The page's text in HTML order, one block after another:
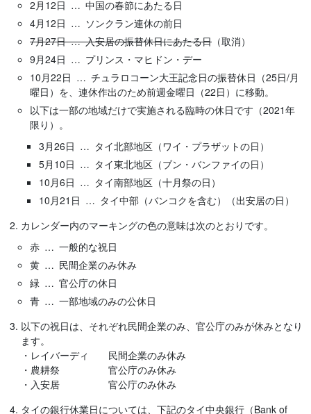
2月12日 … 中国の春節にあたる日
4月12日 … ソンクラン連休の前日
7月27日 … 入安居の振替休日にあたる日 （取消）
9月24日 … プリンス・マヒドン・デー
10月22日 … チュラロコーン大王記念日の振替休日（25日/月
曜日）を、連休作出のため前週金曜日（22日）に移動。
以下は一部の地域だけで実施される臨時の休日です（2021年
限り）。
3月26日 … タイ北部地区（ワイ・プラザットの日）
5月10日 … タイ東北地区（ブン・バンファイの日）
10月6日 … タイ南部地区（十月祭の日）
10月21日 … タイ中部（バンコクを含む）（出安居の日）
カレンダー内のマーキングの色の意味は次のとおりです。
赤 … 一般的な祝日
黄 … 民間企業のみ休み
緑 … 官公庁の休日
青 … 一部地域のみの公休日
以下の祝日は、それぞれ民間企業のみ、官公庁のみが休みとなり
ます。
・レイバーディ 民間企業のみ休み
・農耕祭 官公庁のみ休み
・入安居 官公庁のみ休み
タイの銀行休業日については、下記のタイ中央銀行（Bank of